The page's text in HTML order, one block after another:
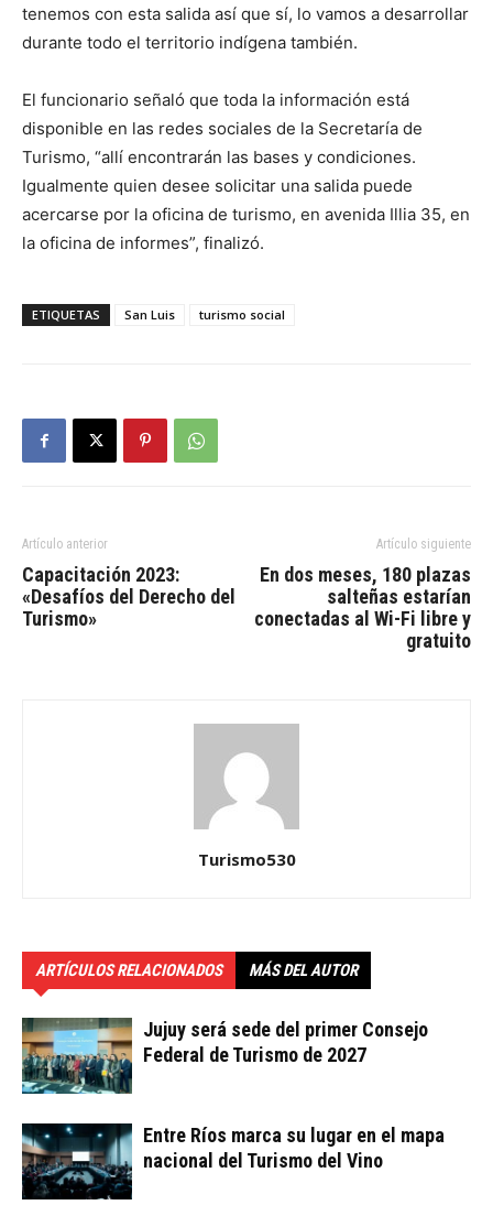
tenemos con esta salida así que sí, lo vamos a desarrollar
durante todo el territorio indígena también.
El funcionario señaló que toda la información está
disponible en las redes sociales de la Secretaría de
Turismo, “allí encontrarán las bases y condiciones.
Igualmente quien desee solicitar una salida puede
acercarse por la oficina de turismo, en avenida Illia 35, en
la oficina de informes”, finalizó.
ETIQUETAS San Luis turismo social
Artículo anterior
Capacitación 2023:
«Desafíos del Derecho del
Turismo»
Artículo siguiente
En dos meses, 180 plazas
salteñas estarían
conectadas al Wi-Fi libre y
gratuito
Turismo530
ARTÍCULOS RELACIONADOS MÁS DEL AUTOR
Jujuy será sede del primer Consejo
Federal de Turismo de 2027
Entre Ríos marca su lugar en el mapa
nacional del Turismo del Vino